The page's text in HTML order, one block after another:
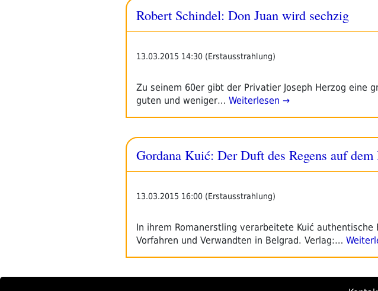
Robert Schindel: Don Juan wird sechzig
13.03.2015 14:30 (Erstausstrahlung)
Zu seinem 60er gibt der Privatier Joseph Herzog eine
guten und weniger… Weiterlesen →
Gordana Kuić: Der Duft des Regens auf dem
13.03.2015 16:00 (Erstausstrahlung)
In ihrem Romanerstling verarbeitete Kuić
Vorfahren und Verwandten in Belgrad. Verlag:…